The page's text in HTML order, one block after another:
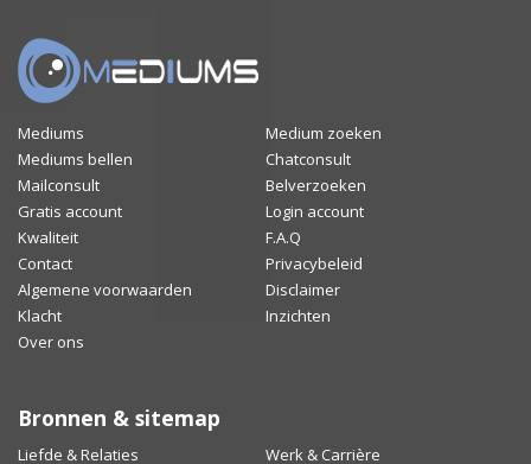
Mediums
Medium zoeken
Mediums bellen
Chatconsult
Mailconsult
Belverzoeken
Gratis account
Login account
Kwaliteit
F.A.Q
Contact
Privacybeleid
Algemene voorwaarden
Disclaimer
Klacht
Inzichten
Over ons
Bronnen & sitemap
Liefde & Relaties Werk & Carrière